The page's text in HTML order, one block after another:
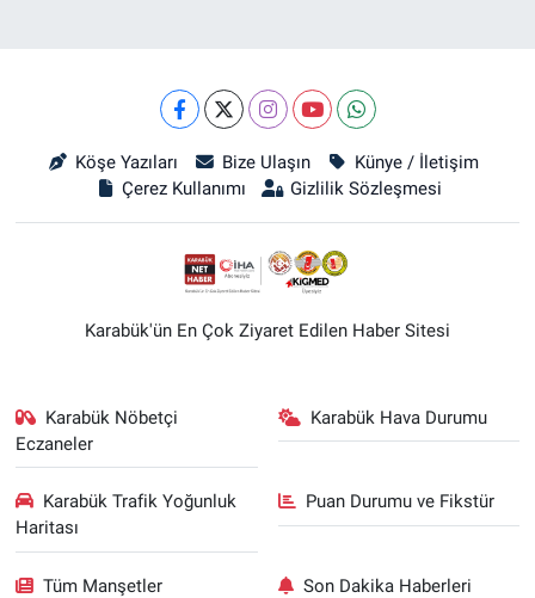
Köşe Yazıları Bize Ulaşın
Künye / İletişim
Çerez Kullanımı
Gizlilik Sözleşmesi
Karabük'ün En Çok Ziyaret Edilen Haber Sitesi
Karabük Nöbetçi
Eczaneler
Karabük Hava Durumu
Karabük Trafik Yoğunluk
Haritası
Puan Durumu ve Fikstür
Tüm Manşetler Son Dakika Haberleri